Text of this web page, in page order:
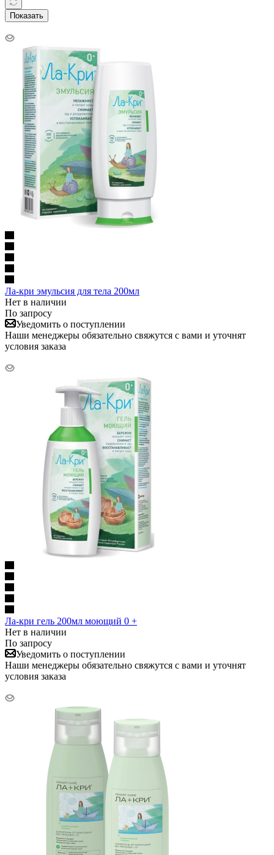
Показать
Ла-кри эмульсия для тела 200мл
Нет в наличии
По запросу
Уведомить о поступлении
Наши менеджеры обязательно свяжутся с вами и уточнят
условия заказа
Ла-кри гель 200мл моющий 0 +
Нет в наличии
По запросу
Уведомить о поступлении
Наши менеджеры обязательно свяжутся с вами и уточнят
условия заказа